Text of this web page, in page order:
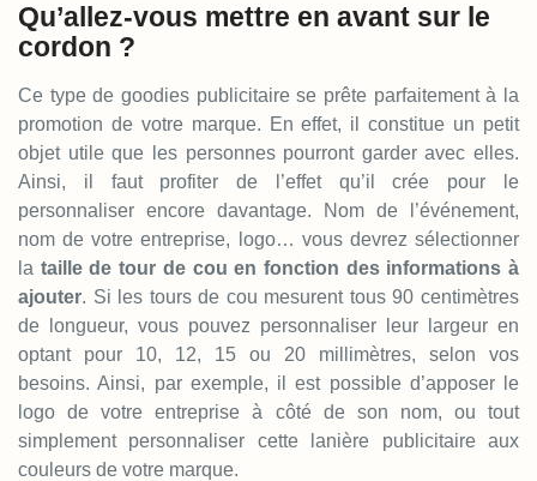
Qu’allez-vous mettre en avant sur le
cordon ?
Ce type de goodies publicitaire se prête parfaitement à la
promotion de votre marque. En effet, il constitue un petit
objet utile que les personnes pourront garder avec elles.
Ainsi, il faut profiter de l’effet qu’il crée pour le
personnaliser encore davantage. Nom de l’événement,
nom de votre entreprise, logo… vous devrez sélectionner
la taille de tour de cou en fonction des informations à
ajouter. Si les tours de cou mesurent tous 90 centimètres
de longueur, vous pouvez personnaliser leur largeur en
optant pour 10, 12, 15 ou 20 millimètres, selon vos
besoins. Ainsi, par exemple, il est possible d’apposer le
logo de votre entreprise à côté de son nom, ou tout
simplement personnaliser cette lanière publicitaire aux
couleurs de votre marque.